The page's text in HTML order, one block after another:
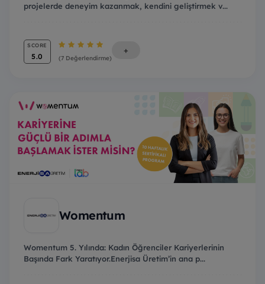
projelerde deneyim kazanmak, kendini geliştirmek v...
SCORE
5.0 (7 Değerlendirme)
+
Womentum
Womentum 5. Yılında: Kadın Öğrenciler Kariyerlerinin
Başında Fark Yaratıyor.Enerjisa Üretim’in ana p...